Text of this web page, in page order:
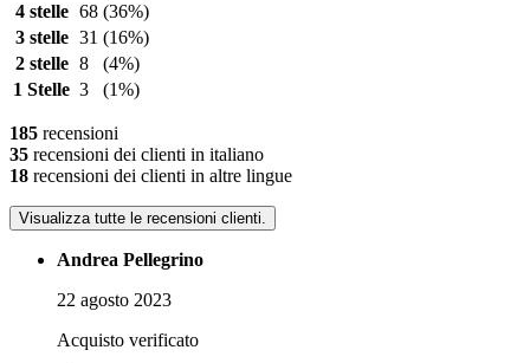
4 stelle 68 (36%)
3 stelle 31 (16%)
2 stelle 8
(4%)
1 Stelle 3 (1%)
185 recensioni
35 recensioni dei clienti in italiano
18 recensioni dei clienti in altre lingue
Visualizza tutte le recensioni clienti.
Andrea Pellegrino
22 agosto 2023
Acquisto verificato